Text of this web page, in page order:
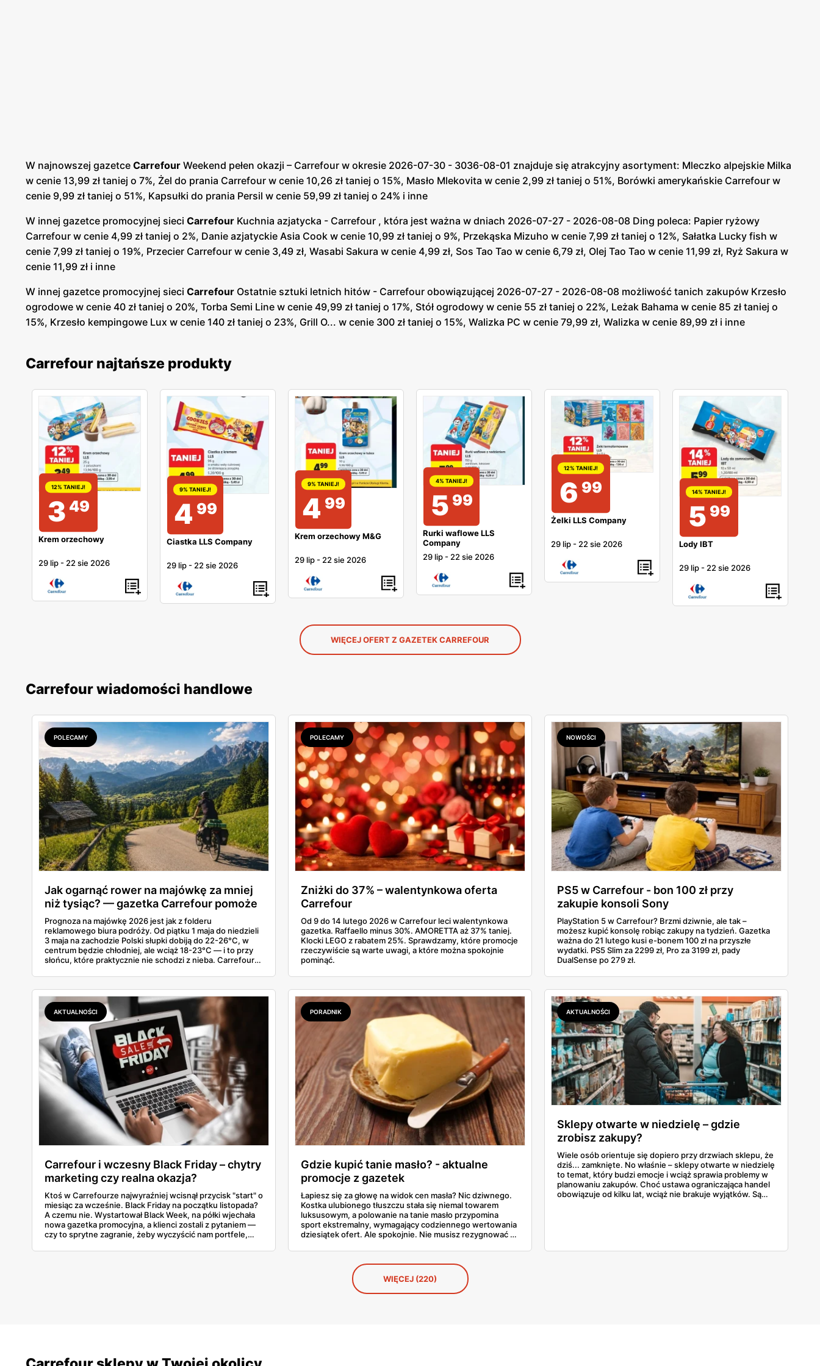
Współpraca z wieloma dostawcami
Sieć sklepów Carrefourdziała w oparciu o bliskie relacje z wieloma dostawcami, dzięki którym na półki trafiają również świeże i regionalne produkty. Jednym z
oraz targi, na których są omawiane między innymi najbliższe cele. Jest to również świetna możliwość na nawiązanie dialogu i do wymiany wzajemnych
doświadczeń. Marka cały czas stara się usprawniać również swoje usługi informatyczne, wymianę informacji itp.
W najnowszej gazetce Carrefour Weekend pełen okazji – Carrefour w okresie 2026-07-30 - 3036-08-01 znajduje się atrakcyjny asortyment: Mleczko alpejskie Milka
w cenie 13,99 zł taniej o 7%, Żel do prania Carrefour w cenie 10,26 zł taniej o 15%, Masło Mlekovita w cenie 2,99 zł taniej o 51%, Borówki amerykańskie Carrefour w
cenie 9,99 zł taniej o 51%, Kapsułki do prania Persil w cenie 59,99 zł taniej o 24% i inne
W innej gazetce promocyjnej sieci Carrefour Kuchnia azjatycka - Carrefour , która jest ważna w dniach 2026-07-27 - 2026-08-08 Ding poleca: Papier ryżowy
Carrefour w cenie 4,99 zł taniej o 2%, Danie azjatyckie Asia Cook w cenie 10,99 zł taniej o 9%, Przekąska Mizuho w cenie 7,99 zł taniej o 12%, Sałatka Lucky fish w
cenie 7,99 zł taniej o 19%, Przecier Carrefour w cenie 3,49 zł, Wasabi Sakura w cenie 4,99 zł, Sos Tao Tao w cenie 6,79 zł, Olej Tao Tao w cenie 11,99 zł, Ryż Sakura w
cenie 11,99 zł i inne
W innej gazetce promocyjnej sieci Carrefour Ostatnie sztuki letnich hitów - Carrefour obowiązującej 2026-07-27 - 2026-08-08 możliwość tanich zakupów Krzesło
ogrodowe w cenie 40 zł taniej o 20%, Torba Semi Line w cenie 49,99 zł taniej o 17%, Stół ogrodowy w cenie 55 zł taniej o 22%, Leżak Bahama w cenie 85 zł taniej o
15%, Krzesło kempingowe Lux w cenie 140 zł taniej o 23%, Grill O... w cenie 300 zł taniej o 15%, Walizka PC w cenie 79,99 zł, Walizka w cenie 89,99 zł i inne
Carrefour najtańsze produkty
12% TANIEJ!
3 49
Krem orzechowy
29 lip - 22 sie 2026
9% TANIEJ!
4 99
Ciastka LLS Company
29 lip - 22 sie 2026
9% TANIEJ!
4 99
Krem orzechowy M&G
29 lip - 22 sie 2026
4% TANIEJ!
5 99
Rurki waflowe LLS
Company
29 lip - 22 sie 2026
12% TANIEJ!
6 99
Żelki LLS Company
29 lip - 22 sie 2026
14% TANIEJ!
5 99
Lody IBT
29 lip - 22 sie 2026
WIĘCEJ OFERT Z GAZETEK CARREFOUR
Carrefour wiadomości handlowe
POLECAMY
Jak ogarnąć rower na majówkę za mniej
niż tysiąc? — gazetka Carrefour pomoże
Prognoza na majówkę 2026 jest jak z folderu
reklamowego biura podróży. Od piątku 1 maja do niedzieli
3 maja na zachodzie Polski słupki dobiją do 22-26°C, w
centrum będzie chłodniej, ale wciąż 18-23°C — i to przy
słońcu, które praktycznie nie schodzi z nieba. Carrefour
maja wrzucił rowery od 649 do 1199 złotych — od
dziecięcych 20-calowych po dorosłe miejskie 28 cali — i
jeszcze dorzucił akcesoria od 6,99 zł. Część modeli ma
hamulce tarczowe hydrauliczne, co poniżej tysiąca to
rzadkość. Cały komplet na majowe wypady da się ogarnąć
w jednym sklepie.
POLECAMY
Zniżki do 37% – walentynkowa oferta
Carrefour
Od 9 do 14 lutego 2026 w Carrefour leci walentynkowa
gazetka. Raffaello minus 30%. AMORETTA aż 37% taniej.
Klocki LEGO z rabatem 25%. Sprawdzamy, które promocje
rzeczywiście są warte uwagi, a które można spokojnie
pominąć.
NOWOŚCI
PS5 w Carrefour - bon 100 zł przy
zakupie konsoli Sony
PlayStation 5 w Carrefour? Brzmi dziwnie, ale tak –
możesz kupić konsolę robiąc zakupy na tydzień. Gazetka
ważna do 21 lutego kusi e-bonem 100 zł na przyszłe
wydatki. PS5 Slim za 2299 zł, Pro za 3199 zł, pady
DualSense po 279 zł.
AKTUALNOŚCI
Carrefour i wczesny Black Friday – chytry
marketing czy realna okazja?
Ktoś w Carrefourze najwyraźniej wcisnął przycisk "start" o
miesiąc za wcześnie. Black Friday na początku listopada?
A czemu nie. Wystartował Black Week, na półki wjechała
nowa gazetka promocyjna, a klienci zostali z pytaniem —
czy to sprytne zagranie, żeby wyczyścić nam portfele,
faktycznie najlepsze karty wyłożono na stół od razu? Czas
PORADNIK
Gdzie kupić tanie masło? - aktualne
promocje z gazetek
Łapiesz się za głowę na widok cen masła? Nic dziwnego.
Kostka ulubionego tłuszczu stała się niemal towarem
luksusowym, a polowanie na tanie masło przypomina
sport ekstremalny, wymagający codziennego wertowania
dziesiątek ofert. Ale spokojnie. Nie musisz rezygnować z
największych sklepów, od Biedronki po Lidla, i
podpowiemy, jak skutecznie tropić okazje w gazetkach
promocyjnych. Koniec z przepłacaniem.
AKTUALNOŚCI
Sklepy otwarte w niedzielę – gdzie
zrobisz zakupy?
Wiele osób orientuje się dopiero przy drzwiach sklepu, że
dziś... zamknięte. No właśnie – sklepy otwarte w niedzielę
to temat, który budzi emocje i wciąż sprawia problemy w
planowaniu zakupów. Choć ustawa ograniczająca handel
obowiązuje od kilku lat, wciąż nie brakuje wyjątków. Są
mieście.
WIĘCEJ (220)